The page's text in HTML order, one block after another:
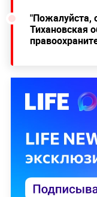
"Пожалуйста,
Тихановская